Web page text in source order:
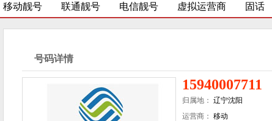
移动靓号 联通靓号 电信靓号 虚拟运营商 固话
号码详情
15940007711
归属地： 辽宁沈阳
运营商： 移动